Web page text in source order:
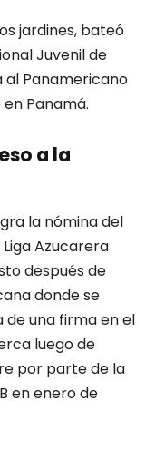
jardines, bateó
Juvenil de
al Panamericano
Panamá.
a la
la nómina del
Azucarera
después de
donde se
una firma en el
luego de
por parte de la
en enero de